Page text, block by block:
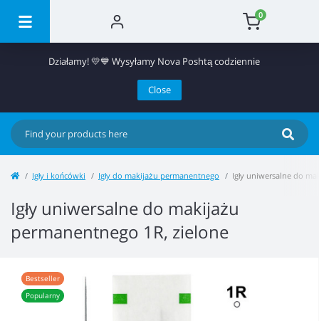
0
Działamy! 💛💙 Wysyłamy Nova Poshtą codziennie
Close
Igły i końcówki Igły do makijażu permanentnego Igły uniwersalne do
Igły uniwersalne do makijażu
permanentnego 1R, zielone
Bestseller
Popularny